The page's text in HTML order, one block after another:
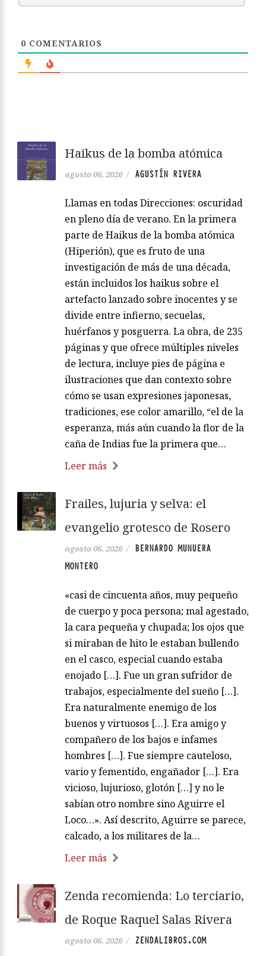
0 COMENTARIOS
Haikus de la bomba atómica
agosto 06, 2026 / AGUSTÍN RIVERA
Llamas en todas Direcciones: oscuridad
en pleno día de verano. En la primera
parte de Haikus de la bomba atómica
(Hiperión), que es fruto de una
investigación de más de una década,
están incluidos los haikus sobre el
artefacto lanzado sobre inocentes y se
divide entre infierno, secuelas,
huérfanos y posguerra. La obra, de 235
páginas y que ofrece múltiples niveles
de lectura, incluye pies de página e
ilustraciones que dan contexto sobre
cómo se usan expresiones japonesas,
tradiciones, ese color amarillo, “el de la
esperanza, más aún cuando la flor de la
caña de Indias fue la primera que…
Leer más
Frailes, lujuria y selva: el
evangelio grotesco de Rosero
agosto 06, 2026 /
BERNARDO MUNUERA
MONTERO
«casi de cincuenta años, muy pequeño
de cuerpo y poca persona; mal agestado,
la cara pequeña y chupada; los ojos que
si miraban de hito le estaban bullendo
en el casco, especial cuando estaba
enojado […]. Fue un gran sufridor de
trabajos, especialmente del sueño […].
Era naturalmente enemigo de los
buenos y virtuosos […]. Era amigo y
compañero de los bajos e infames
hombres […]. Fue siempre cauteloso,
vario y fementido, engañador […]. Era
vicioso, lujurioso, glotón […] y no le
sabían otro nombre sino Aguirre el
Loco…». Así descrito, Aguirre se parece,
calcado, a los militares de la…
Leer más
Zenda recomienda: Lo terciario,
de Roque Raquel Salas Rivera
agosto 06, 2026 / ZENDALIBROS.COM